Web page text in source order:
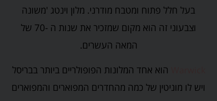
בעל חלל פתוח ומטבח מודרני. מלון וינטג 'משונה
וצבעוני זה הוא מקום שמזכיר את שנות ה -70 של
המאה העשרים.
הוא אחד המלונות הפופולריים ביותר בבריסל
ויש לו מוניטין של כמה מהחדרים המפוארים והמפוארים